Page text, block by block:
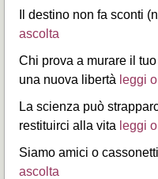
Il destino non fa sconti
ascolta
Chi prova a murare il
una nuova libertà leggi
La scienza può
restituirci alla vita leggi
Siamo amici o
ascolta